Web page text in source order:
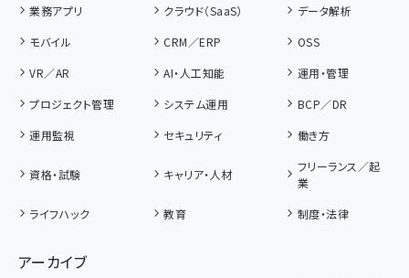
業務アプリ
クラウド（SaaS）
データ解析
モバイル
CRM／ERP
OSS
VR／AR
AI・人工知能
運用・管理
プロジェクト管理
システム運用
BCP／DR
運用監視
セキュリティ 働き方
資格・試験 キャリア・人材
フリーランス／起
業
ライフハック
教育 制度・法律
アーカイブ